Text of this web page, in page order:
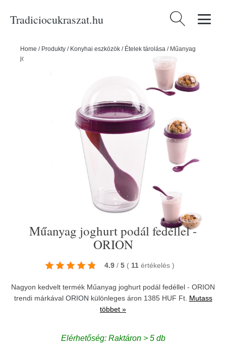
Tradiciocukraszat.hu Keresés:
Home / Produkty / Konyhai eszközök / Ételek tárolása / Műanyag
joghurt podál fedéllel - ORION
Műanyag joghurt podál fedéllel -
ORION
4.9 / 5 ( 11 értékelés )
Nagyon kedvelt termék Műanyag joghurt podál fedéllel - ORION
trendi márkával ORION különleges áron 1385 HUF Ft. Mutass
többet »
Elérhetőség: Raktáron > 5 db